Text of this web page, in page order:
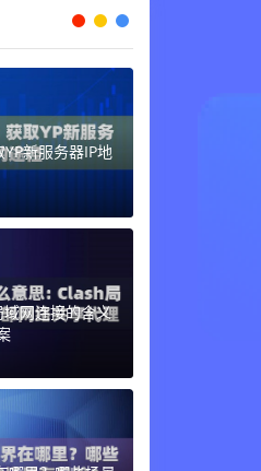
新服务器IP地
网连接的含义